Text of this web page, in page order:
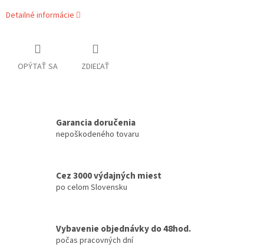
Detailné informácie
OPÝTAŤ SA ZDIEĽAŤ
Garancia doručenia
nepoškodeného tovaru
Cez 3000 výdajných miest
po celom Slovensku
Vybavenie objednávky do 48hod.
počas pracovných dní